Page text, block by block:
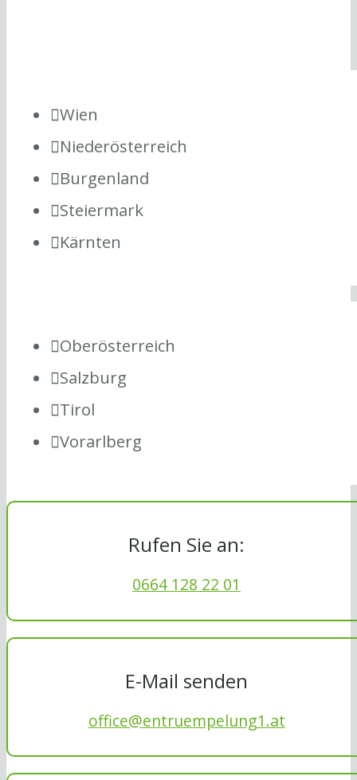
Wien
Niederösterreich
Burgenland
Steiermark
Kärnten
Oberösterreich
Salzburg
Tirol
Vorarlberg
Rufen Sie an:
0664 128 22 01
E-Mail senden
office@entruempelung1.at